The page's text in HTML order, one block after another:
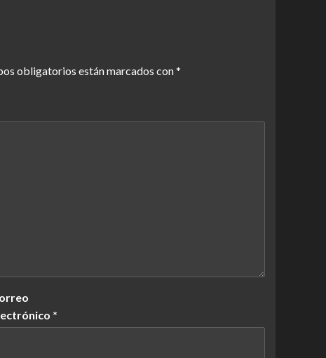
obligatorios están marcados con*
*